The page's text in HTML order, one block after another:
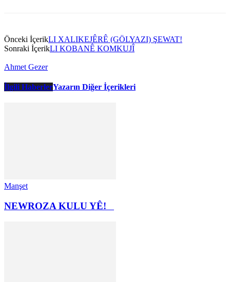
Önceki İçerikLI XALIKEJÊRÊ (GÖLYAZI) ŞEWAT!
Sonraki İçerikLI KOBANÊ KOMKUJÎ
Ahmet Gezer
İlgili HaberlerYazarın Diğer İçerikleri
Manşet
NEWROZA KULU YÊ!